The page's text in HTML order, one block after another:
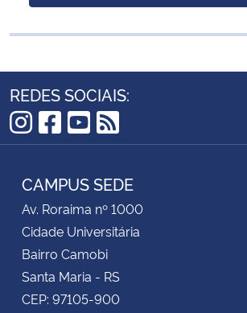
REDES SOCIAIS:
Instagram
Facebook
YouTube
RSS
CAMPUS SEDE
Av. Roraima nº 1000
Cidade Universitária
Bairro Camobi
Santa Maria - RS
CEP: 97105-900